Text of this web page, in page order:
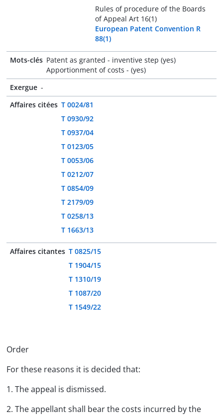
Rules of procedure of the Boards
of Appeal Art 16(1)
European Patent Convention R
88(1)
Mots-clés Patent as granted - inventive step (yes)
Apportionment of costs - (yes)
Exergue -
Affaires citées T 0024/81
T 0930/92
T 0937/04
T 0123/05
T 0053/06
T 0212/07
T 0854/09
T 2179/09
T 0258/13
T 1663/13
Affaires citantes T 0825/15
T 1904/15
T 1310/19
T 1087/20
T 1549/22
Order
For these reasons it is decided that:
1. The appeal is dismissed.
2. The appellant shall bear the costs incurred by the